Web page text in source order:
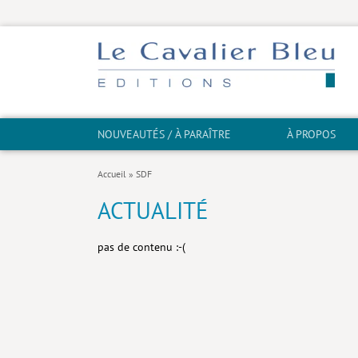
NOUVEAUTÉS / À PARAÎTRE À PROPOS
Accueil » SDF
ACTUALITÉ
pas de contenu :-(